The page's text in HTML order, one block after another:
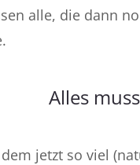
alle, die dann
Alles
jetzt so viel